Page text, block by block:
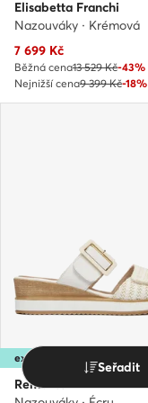
Elisabetta Franchi
Nazouváky · Krémová
Aktuální cena
7 699 Kč
Běžná cena13 529 Kč-43%
Nejnižší cena9 399 Kč-18%
extra -25% Kód: SUMMER
Remonte
Seřadit